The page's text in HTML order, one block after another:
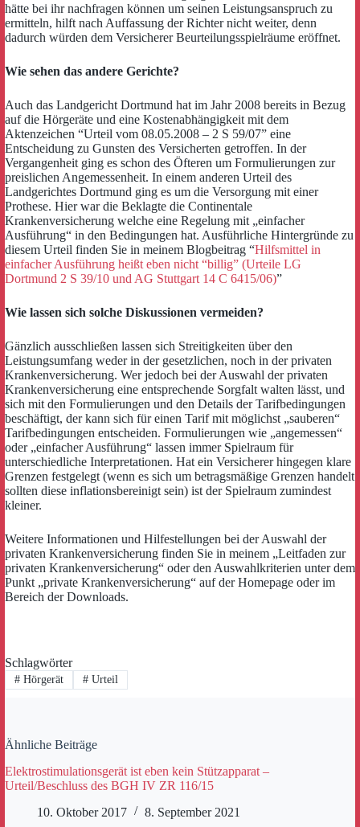
hätte bei ihr nachfragen können um seinen Leistungsanspruch zu
ermitteln, hilft nach Auffassung der Richter nicht weiter, denn
dadurch würden dem Versicherer Beurteilungsspielräume eröffnet.
Wie sehen das andere Gerichte?
Auch das Landgericht Dortmund hat im Jahr 2008 bereits in Bezug
auf die Hörgeräte und eine Kostenabhängigkeit mit dem
Aktenzeichen “Urteil vom 08.05.2008 – 2 S 59/07” eine
Entscheidung zu Gunsten des Versicherten getroffen. In der
Vergangenheit ging es schon des Öfteren um Formulierungen zur
preislichen Angemessenheit. In einem anderen Urteil des
Landgerichtes Dortmund ging es um die Versorgung mit einer
Prothese. Hier war die Beklagte die Continentale
Krankenversicherung welche eine Regelung mit „einfacher
Ausführung“ in den Bedingungen hat. Ausführliche Hintergründe zu
diesem Urteil finden Sie in meinem Blogbeitrag “Hilfsmittel in
einfacher Ausführung heißt eben nicht “billig” (Urteile LG
Dortmund 2 S 39/10 und AG Stuttgart 14 C 6415/06)”
Wie lassen sich solche Diskussionen vermeiden?
Gänzlich ausschließen lassen sich Streitigkeiten über den
Leistungsumfang weder in der gesetzlichen, noch in der privaten
Krankenversicherung. Wer jedoch bei der Auswahl der privaten
Krankenversicherung eine entsprechende Sorgfalt walten lässt, und
sich mit den Formulierungen und den Details der Tarifbedingungen
beschäftigt, der kann sich für einen Tarif mit möglichst „sauberen“
Tarifbedingungen entscheiden. Formulierungen wie „angemessen“
oder „einfacher Ausführung“ lassen immer Spielraum für
unterschiedliche Interpretationen. Hat ein Versicherer hingegen klare
Grenzen festgelegt (wenn es sich um betragsmäßige Grenzen handelt
sollten diese inflationsbereinigt sein) ist der Spielraum zumindest
kleiner.
Weitere Informationen und Hilfestellungen bei der Auswahl der
privaten Krankenversicherung finden Sie in meinem „Leitfaden zur
privaten Krankenversicherung“ oder den Auswahlkriterien unter dem
Punkt „private Krankenversicherung“ auf der Homepage oder im
Bereich der Downloads.
Schlagwörter
#Hörgerät #Urteil
Ähnliche Beiträge
Elektrostimulationsgerät ist eben kein Stützapparat –
Urteil/Beschluss des BGH IV ZR 116/15
10. Oktober 2017
8. September 2021